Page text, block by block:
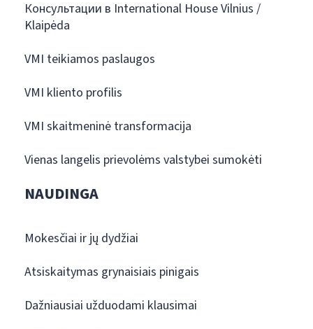
Консультации в International House Vilnius /
Klaipėda
VMI teikiamos paslaugos
VMI kliento profilis
VMI skaitmeninė transformacija
Vienas langelis prievolėms valstybei sumokėti
NAUDINGA
Mokesčiai ir jų dydžiai
Atsiskaitymas grynaisiais pinigais
Dažniausiai užduodami klausimai